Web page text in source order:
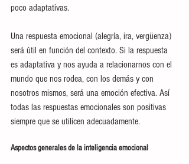
poco adaptativas.
Una respuesta emocional (alegría, ira, vergüenza)
será útil en función del contexto. Si la respuesta
es adaptativa y nos ayuda a relacionarnos con el
mundo que nos rodea, con los demás y con
nosotros mismos, será una emoción efectiva. Así
todas las respuestas emocionales son positivas
siempre que se utilicen adecuadamente.
Aspectos generales de la inteligencia emocional